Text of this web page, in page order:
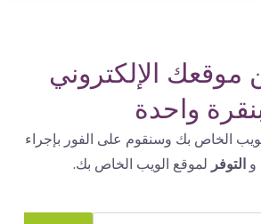
الإلكتروني
واحدة
الخاص بك وسنقوم على الفور بإجراء
التوفرلموقع الويب الخاص بك.